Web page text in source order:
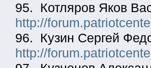
95. Котляров Яков
http://
96. Кузин Сергей
http://